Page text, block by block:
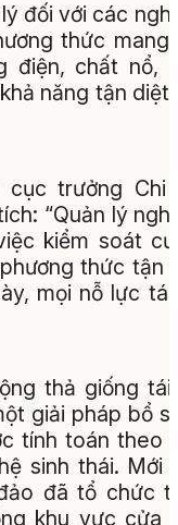
đối với các
thức mang
điện, chất nổ,
năng tận diệt
cục trưởng Chi
“Quản lý
kiểm soát
thức tận
mọi nỗ lực
thả giống
giải pháp bổ
tính toán theo
sinh thái. Mới
đã tổ chức
khu vực cửa